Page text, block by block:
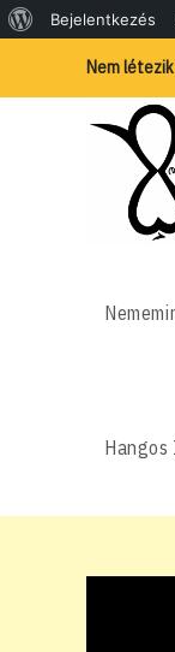
WordPress,
csodás
Bejelentkezés
content
Nem